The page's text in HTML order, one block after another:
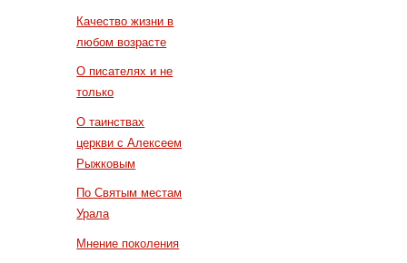
Качество жизни в
любом возрасте
О писателях и не
только
О таинствах
церкви с Алексеем
Рыжковым
По Святым местам
Урала
Мнение поколения